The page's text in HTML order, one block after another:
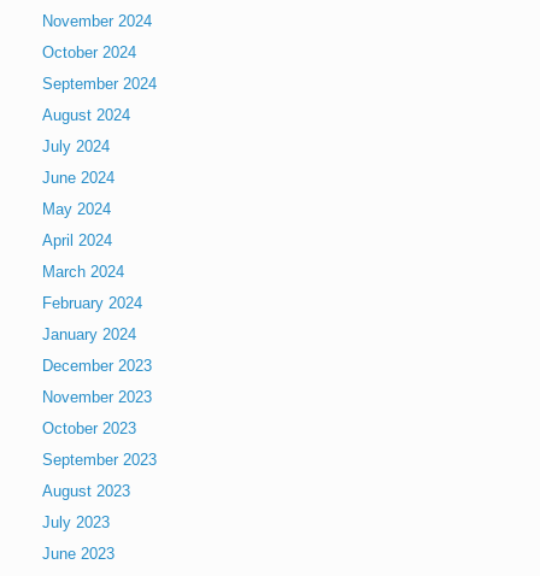
November 2024
October 2024
September 2024
August 2024
July 2024
June 2024
May 2024
April 2024
March 2024
February 2024
January 2024
December 2023
November 2023
October 2023
September 2023
August 2023
July 2023
June 2023